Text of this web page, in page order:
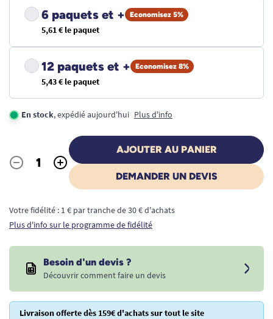
6 paquets et + Economisez 5%
5,61 € le paquet
12 paquets et + Economisez 8%
5,43 € le paquet
En stock, expédié aujourd'hui Plus d'info
Quantité
- +
AJOUTER AU PANIER
DEMANDER UN DEVIS
Votre fidélité : 1 € par tranche de 30 € d'achats
Plus d'info sur le programme de fidélité
Besoin d'un devis ?
Découvrir comment faire un devis
Livraison offerte dès 159€ d'achats sur tout le site